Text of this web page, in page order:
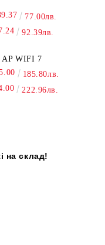
77.00лв.
92.39лв.
AP WIFI 7
185.80лв.
222.96лв.
на склад!